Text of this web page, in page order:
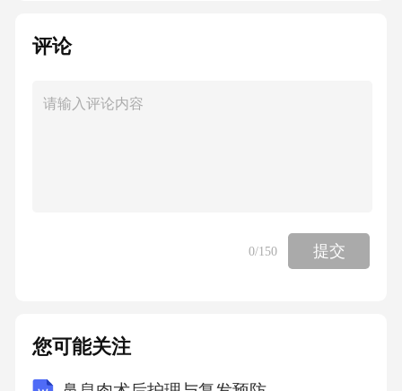
植被破坏引起的水土流失，是人类直接破坏植
或能量”，B项错误;C项，大面积开垦草原引起
氢化合物污染了空气，属于环境污染，D项正
考点
评论
0/150 提交
您可能关注